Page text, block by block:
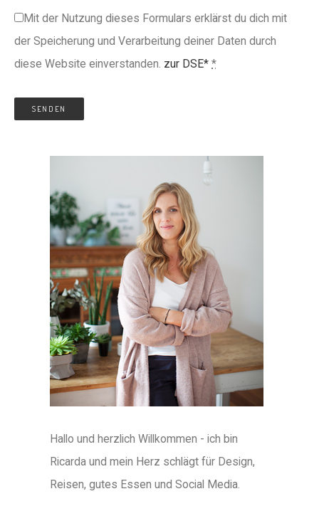
Mit der Nutzung dieses Formulars erklärst du dich mit
der Speicherung und Verarbeitung deiner Daten durch
diese Website einverstanden. zur DSE* *
Hallo und herzlich Willkommen - ich bin
Ricarda und mein Herz schlägt für Design,
Reisen, gutes Essen und Social Media.